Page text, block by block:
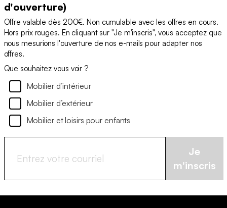
d'ouverture)
Offre valable dès 200€. Non cumulable avec les offres en cours.
Hors prix rouges. En cliquant sur "Je m'inscris", vous acceptez que
nous mesurions l'ouverture de nos e-mails pour adapter nos
offres.
Que souhaitez vous voir ?
Mobilier d’intérieur
Mobilier d’extérieur
Mobilier et loisirs pour enfants
Je
m'inscris